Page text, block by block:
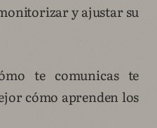
y ajustar su
te comunicas te
cómo aprenden los